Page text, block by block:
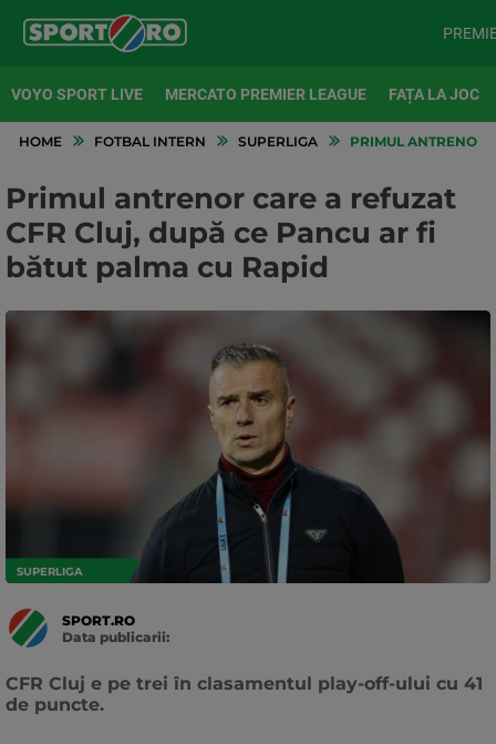
VOYO SPORT LIVE MERCATO PREMIER LEAGUE FAȚA LA JOC
HOME FOTBAL INTERN SUPERLIGA PRIMUL ANTRENOR
Primul antrenor care a refuzat
CFR Cluj, după ce Pancu ar fi
bătut palma cu Rapid
SUPERLIGA
SPORT.RO
Data publicarii:
CFR Cluj e pe trei în clasamentul play-off-ului cu 41
de puncte.